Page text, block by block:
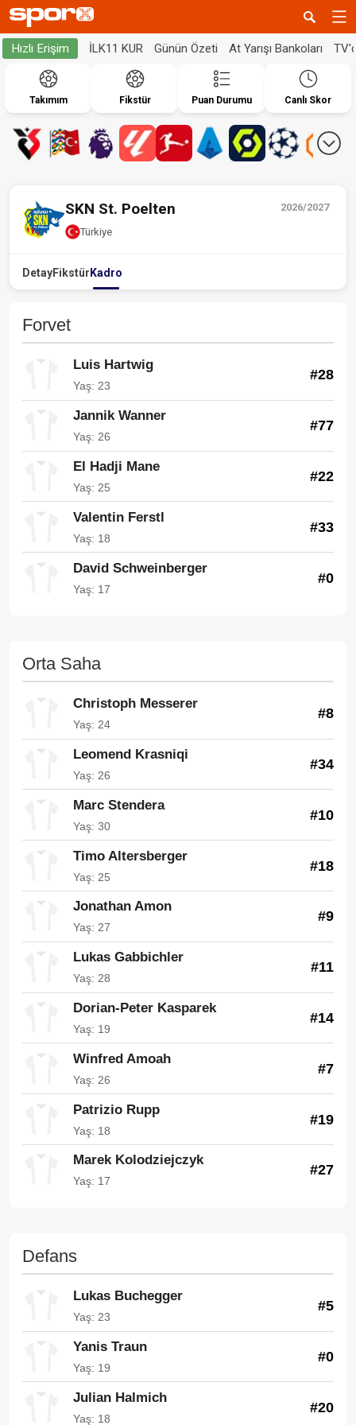
Hızlı Erişim İLK11 KUR Günün Özeti At Yarışı Bankoları
Takımım Fikstür Puan Durumu Canlı Skor
2026/2027
SKN St. Poelten
Türkiye
DetayFikstür Kadro
Forvet
Luis Hartwig
Yaş: 23
#28
Jannik Wanner
Yaş: 26
#77
El Hadji Mane
Yaş: 25
#22
Valentin Ferstl
Yaş: 18
#33
David Schweinberger
Yaş: 17
#0
Orta Saha
Christoph Messerer
Yaş: 24
#8
Leomend Krasniqi
Yaş: 26
#34
Marc Stendera
Yaş: 30
#10
Timo Altersberger
Yaş: 25
#18
Jonathan Amon
Yaş: 27
#9
Lukas Gabbichler
Yaş: 28
#11
Dorian-Peter Kasparek
Yaş: 19
#14
Winfred Amoah
Yaş: 26
#7
Patrizio Rupp
Yaş: 18
#19
Marek Kolodziejczyk
Yaş: 17
#27
Defans
Lukas Buchegger
Yaş: 23
#5
Yanis Traun
Yaş: 19
#0
Julian Halmich
Yaş: 18
#20